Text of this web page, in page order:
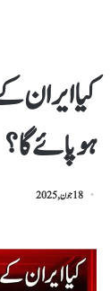
کیا ایران
ہو پائے گا؟
18 جون, 2025